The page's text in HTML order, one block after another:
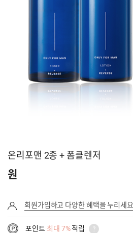
온리포맨 2종 + 폼클렌저
원
회원가입하고 다양한 혜택을 누리세요
포인트 최대 7%적립